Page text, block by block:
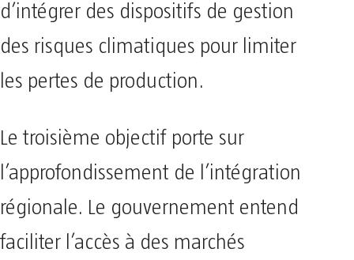
d’intégrer des dispositifs de gestion
des risques climatiques pour limiter
les pertes de production.
Le troisième objectif porte sur
l’approfondissement de l’intégration
régionale. Le gouvernement entend
faciliter l’accès à des marchés